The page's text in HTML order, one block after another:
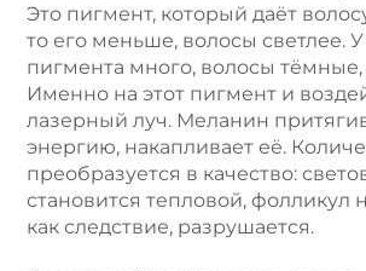
Это пигмент, который даёт
то его меньше, волосы светлее. У
пигмента много, волосы
Именно на этот пигмент и
лазерный луч. Меланин
энергию, накапливает её.
преобразуется в качество:
становится тепловой, фолликул
как следствие, разрушается.